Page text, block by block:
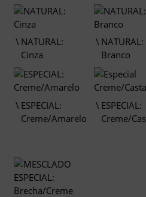
NATURAL:
Cinza
NATURAL:
Branco
ESPECIAL:
Creme/Amarelo
ESPECIAL:
Creme/